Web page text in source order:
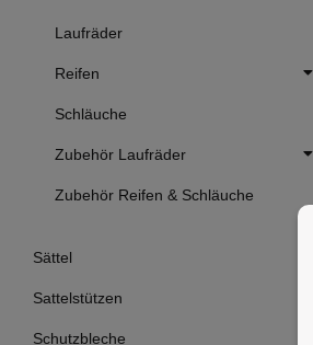
Laufräder
Reifen
Schläuche
Zubehör Laufräder
Zubehör Reifen & Schläuche
Sättel
Sattelstützen
Schutzbleche